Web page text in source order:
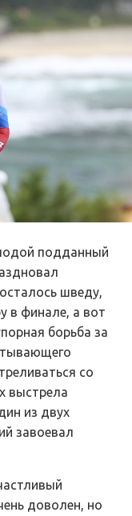
подданный
шведу,
в финале, а вот
борьба за
со
выстрела
из двух
завоевал
доволен, но